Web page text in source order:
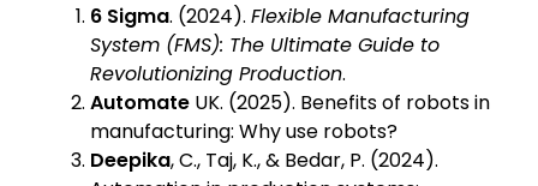
6 Sigma. (2024). Flexible Manufacturing
System (FMS): The Ultimate Guide to
Revolutionizing Production.
Automate UK. (2025). Benefits of robots in
manufacturing: Why use robots?
Deepika, C., Taj, K., & Bedar, P. (2024).